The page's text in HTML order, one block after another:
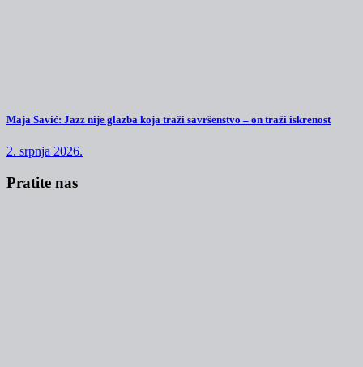
Maja Savić: Jazz nije glazba koja traži savršenstvo – on traži iskrenost
2. srpnja 2026.
Pratite nas